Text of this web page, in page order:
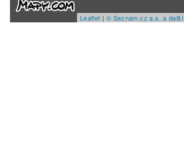
Leaflet | © Seznam.cz a.s. a další